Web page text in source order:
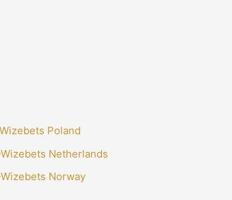
Poland
Netherlands
Norway